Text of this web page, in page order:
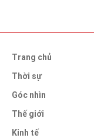
Trang chủ
Thời sự
Góc nhìn
Thế giới
Kinh tế